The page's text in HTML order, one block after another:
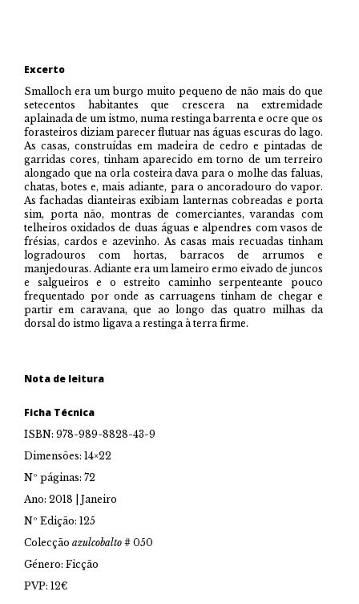
Excerto
Smalloch era um burgo muito pequeno de não mais do que
setecentos habitantes que crescera na extremidade
aplainada de um istmo, numa restinga barrenta e ocre que os
forasteiros diziam parecer flutuar nas águas escuras do lago.
As casas, construídas em madeira de cedro e pintadas de
garridas cores, tinham aparecido em torno de um terreiro
alongado que na orla costeira dava para o molhe das faluas,
chatas, botes e, mais adiante, para o ancoradouro do vapor.
As fachadas dianteiras exibiam lanternas cobreadas e porta
sim, porta não, montras de comerciantes, varandas com
telheiros oxidados de duas águas e alpendres com vasos de
frésias, cardos e azevinho. As casas mais recuadas tinham
logradouros com hortas, barracos de arrumos e
manjedouras. Adiante era um lameiro ermo eivado de juncos
e salgueiros e o estreito caminho serpenteante pouco
frequentado por onde as carruagens tinham de chegar e
partir em caravana, que ao longo das quatro milhas da
dorsal do istmo ligava a restinga à terra firme.
Nota de leitura
Ficha Técnica
ISBN: 978-989-8828-43-9
Dimensões: 14×22
Nº páginas: 72
Ano: 2018 | Janeiro
Nº Edição: 125
Colecção azulcobalto # 050
Género: Ficção
PVP: 12€